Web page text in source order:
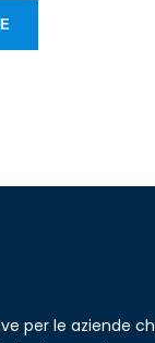
per le aziende